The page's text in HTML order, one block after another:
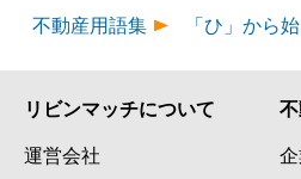
不動産用語集
「ひ」から
リビンマッチについて
運営会社